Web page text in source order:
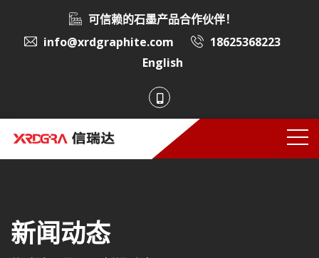
可信赖的石墨产品合作伙伴！
info@xrdgraphite.com
18625368223
English
新闻动态